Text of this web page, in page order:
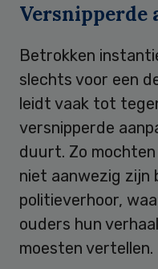
Versnipperde
Betrokken
slechts voor een
leidt vaak tot
versnipperde
duurt. Zo
niet aanwezig zijn
politieverhoor,
ouders hun
moesten vertellen.